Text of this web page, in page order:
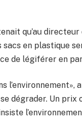
qu’au
sacs en plastique
de légiférer en
dégrader. Un prix